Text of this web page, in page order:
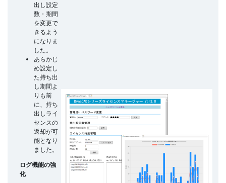
出し設定
数・期間
を変更で
きるよう
になりま
した。
あらかじ
め設定し
た持ち出
し期間よ
りも前
に、持ち
出しライ
センスの
返却が可
能となり
ました。
ログ機能の強
化